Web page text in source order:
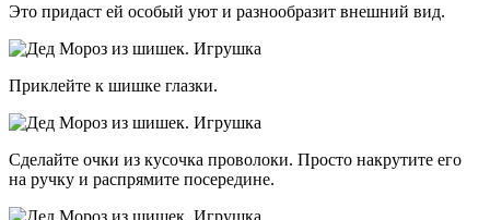
Это придаст ей особый уют и разнообразит внешний вид.
Приклейте к шишке глазки.
Сделайте очки из кусочка проволоки. Просто накрутите его
на ручку и распрямите посередине.